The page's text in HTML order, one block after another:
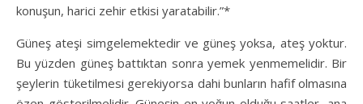
konuşun, harici zehir etkisi yaratabilir.”*
Güneş ateşi simgelemektedir ve güneş yoksa, ateş yoktur.
Bu yüzden güneş battıktan sonra yemek yenmemelidir. Bir
şeylerin tüketilmesi gerekiyorsa dahi bunların hafif olmasına